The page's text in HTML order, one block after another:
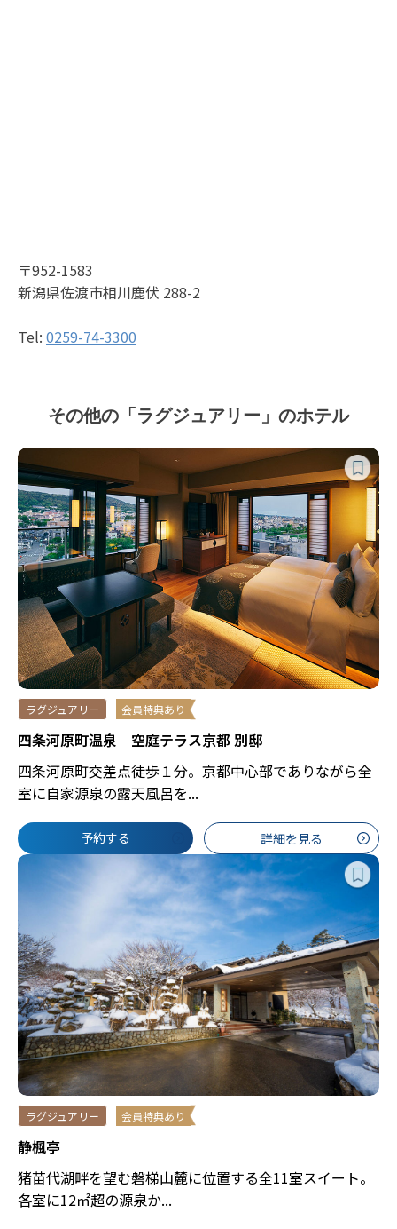
〒952-1583
新潟県佐渡市相川鹿伏 288-2
Tel: 0259-74-3300
その他の「ラグジュアリー」のホテル
ラグジュアリー 会員特典あり
四条河原町温泉 空庭テラス京都 別邸
四条河原町交差点徒歩１分。京都中心部でありながら全
室に自家源泉の露天風呂を...
予約する 詳細を見る
ラグジュアリー 会員特典あり
静楓亭
猪苗代湖畔を望む磐梯山麓に位置する全11室スイート。
各室に12㎡超の源泉か...